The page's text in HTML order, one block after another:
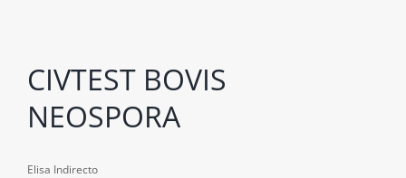
CIVTEST BOVIS
NEOSPORA
Elisa Indirecto